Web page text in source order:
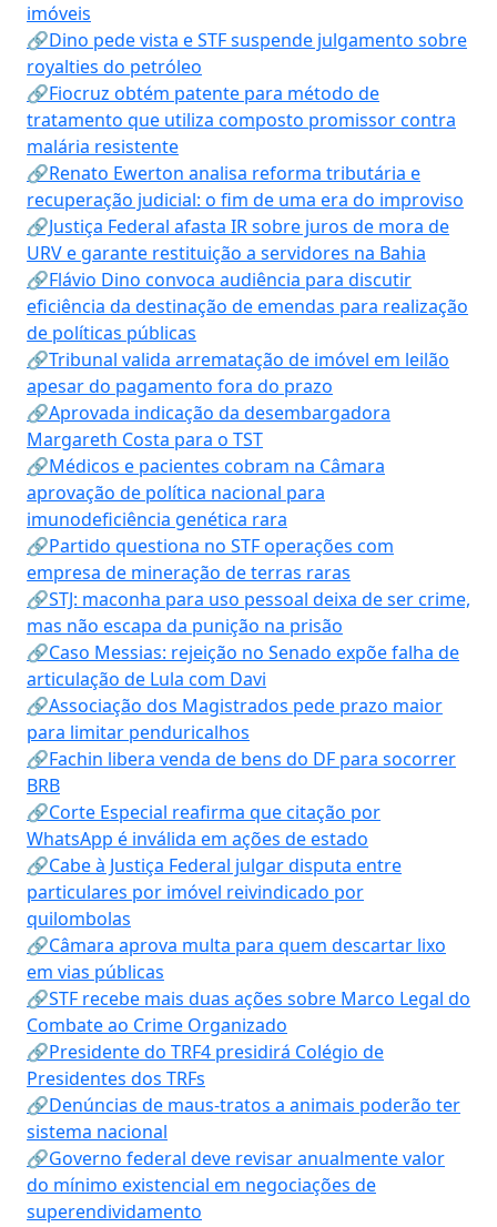
imóveis
🔗Dino pede vista e STF suspende julgamento sobre
royalties do petróleo
🔗Fiocruz obtém patente para método de
tratamento que utiliza composto promissor contra
malária resistente
🔗Renato Ewerton analisa reforma tributária e
recuperação judicial: o fim de uma era do improviso
🔗Justiça Federal afasta IR sobre juros de mora de
URV e garante restituição a servidores na Bahia
🔗Flávio Dino convoca audiência para discutir
eficiência da destinação de emendas para realização
de políticas públicas
🔗Tribunal valida arrematação de imóvel em leilão
apesar do pagamento fora do prazo
🔗Aprovada indicação da desembargadora
Margareth Costa para o TST
🔗Médicos e pacientes cobram na Câmara
aprovação de política nacional para
imunodeficiência genética rara
🔗Partido questiona no STF operações com
empresa de mineração de terras raras
🔗STJ: maconha para uso pessoal deixa de ser crime,
mas não escapa da punição na prisão
🔗Caso Messias: rejeição no Senado expõe falha de
articulação de Lula com Davi
🔗Associação dos Magistrados pede prazo maior
para limitar penduricalhos
🔗Fachin libera venda de bens do DF para socorrer
BRB
🔗Corte Especial reafirma que citação por
WhatsApp é inválida em ações de estado
🔗Cabe à Justiça Federal julgar disputa entre
particulares por imóvel reivindicado por
quilombolas
🔗Câmara aprova multa para quem descartar lixo
em vias públicas
🔗STF recebe mais duas ações sobre Marco Legal do
Combate ao Crime Organizado
🔗Presidente do TRF4 presidirá Colégio de
Presidentes dos TRFs
🔗Denúncias de maus-tratos a animais poderão ter
sistema nacional
🔗Governo federal deve revisar anualmente valor
do mínimo existencial em negociações de
superendividamento